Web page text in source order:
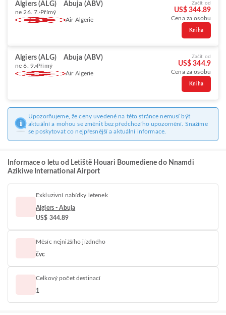
Algiers (ALG) Abuja (ABV)
ne 26. 7. Přímý
Air Algerie
Začít od
US$ 344.89
Cena za osobu
Kniha
Algiers (ALG) Abuja (ABV)
ne 6. 9. Přímý
Air Algerie
Začít od
US$ 344.9
Cena za osobu
Kniha
Upozorňujeme, že ceny uvedené na této stránce nemusí být
aktuální a mohou se změnit bez předchozího upozornění. Snažíme
se poskytovat co nejpřesnější a aktuální informace.
Informace o letu od Letiště Houari Boumediene do Nnamdi
Azikiwe International Airport
Exkluzivní nabídky letenek
Algiers - Abuja
US$ 344.89
Měsíc nejnižšího jízdného
čvc
Celkový počet destinací
1